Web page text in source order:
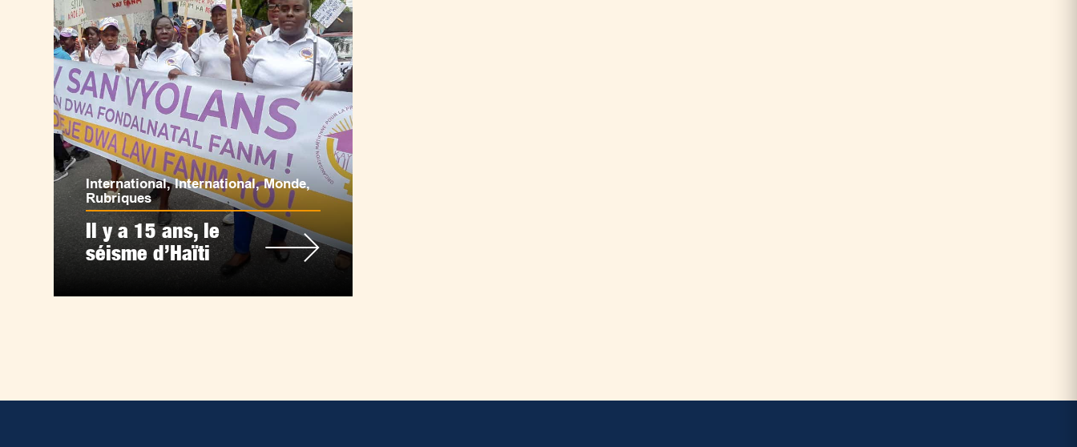
International,International,Monde,
Rubriques
Il y a 15 ans, le
séisme d’Haïti